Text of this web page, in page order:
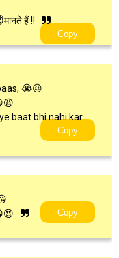
हैं !!
Copy
😭😖
baat bhi nahi kar
Copy
Copy